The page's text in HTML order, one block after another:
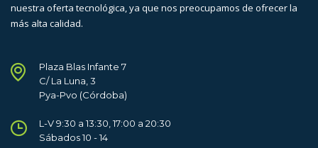
nuestra oferta tecnológica, ya que nos preocupamos de ofrecer la
más alta calidad.
Plaza Blas Infante 7
C/ La Luna, 3
Pya-Pvo (Córdoba)
L-V 9:30 a 13:30, 17:00 a 20:30
Sábados 10 - 14